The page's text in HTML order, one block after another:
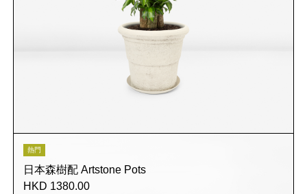
熱門
日本森樹配 Artstone Pots
HKD 1380.00